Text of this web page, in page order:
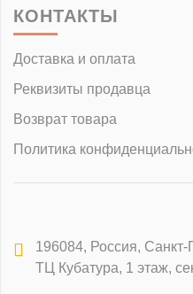
КОНТАКТЫ
Доставка и оплата
Реквизиты продавца
Возврат товара
Политика
196084, Россия, Санкт-
ТЦ Кубатура, 1 этаж,